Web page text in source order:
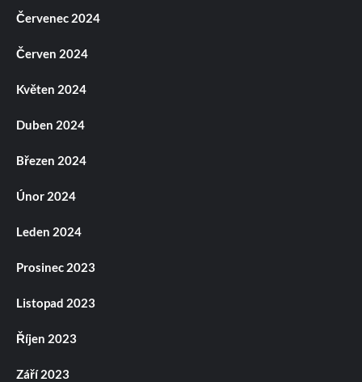
Červenec 2024
Červen 2024
Květen 2024
Duben 2024
Březen 2024
Únor 2024
Leden 2024
Prosinec 2023
Listopad 2023
Říjen 2023
Září 2023